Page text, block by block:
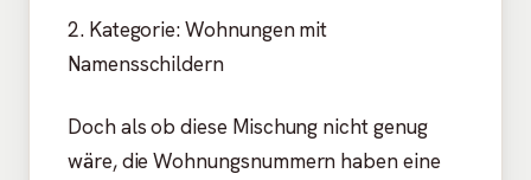
2. Kategorie: Wohnungen mit
Namensschildern
Doch als ob diese Mischung nicht genug
wäre, die Wohnungsnummern haben eine